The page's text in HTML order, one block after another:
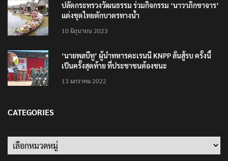
ปลัดกระทรวงวัฒนธรรม ร่วมกิจกรรม ‘นาวาภิกขาจาร’
แต่งชุดไทยตักบาตรทางน้ำ
10 มิถุนายน 2023
‘นายพลบีทู’ ผู้นำทหารคะเรนนี KNPP ลั่นสู้รบ ครั้งนี้
เป็นครั้งสุดท้าย ที่ประชาชนต้องชนะ
13 มกราคม 2022
CATEGORIES
Categories